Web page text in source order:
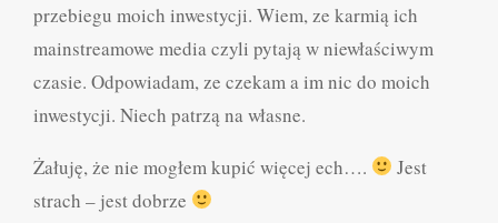
przebiegu moich inwestycji. Wiem, ze karmią ich
mainstreamowe media czyli pytają w niewłaściwym
czasie. Odpowiadam, ze czekam a im nic do moich
inwestycji. Niech patrzą na własne.
Żałuję, że nie mogłem kupić więcej ech….
Jest
strach – jest dobrze